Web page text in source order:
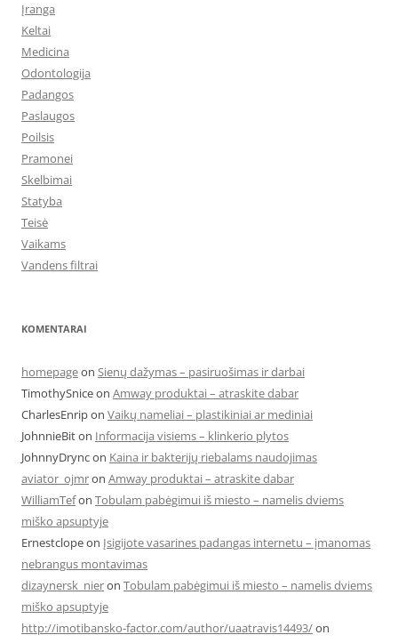
Įranga
Keltai
Medicina
Odontologija
Padangos
Paslaugos
Poilsis
Pramonei
Skelbimai
Statyba
Teisė
Vaikams
Vandens filtrai
KOMENTARAI
homepageon Sienų dažymas – pasiruošimas ir darbai
TimothySniceon Amway produktai – atraskite dabar
CharlesEnripon Vaikų nameliai – plastikiniai ar mediniai
JohnnieBiton Informacija visiems – klinkerio plytos
JohnnyDryncon Kaina ir bakterijų riebalams naudojimas
aviator_ojmron Amway produktai – atraskite dabar
WilliamTefon Tobulam pabėgimui iš miesto – namelis dviems
miško apsuptyje
Ernestclopeon Įsigijote vasarines padangas internetu – įmanomas
nebrangus montavimas
dizaynersk_nieron Tobulam pabėgimui iš miesto – namelis dviems
miško apsuptyje
http://imotibansko-factor.com/author/uaatravis14493/on